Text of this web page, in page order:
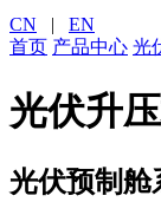
CN | EN
首页 产品中心 光
光伏升
光伏预制舱